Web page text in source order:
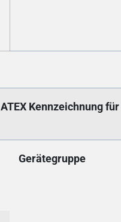
ATEX Kennzeichnung
Gerätegruppe